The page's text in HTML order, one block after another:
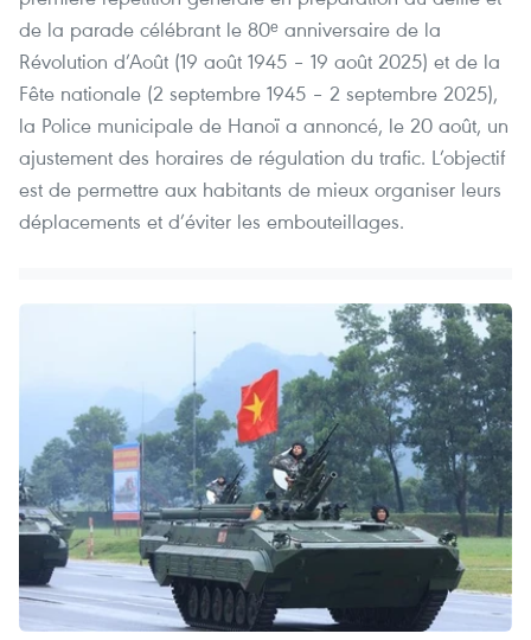
de la parade célébrant le 80ᵉ anniversaire de la
Révolution d’Août (19 août 1945 – 19 août 2025) et de la
Fête nationale (2 septembre 1945 – 2 septembre 2025),
la Police municipale de Hanoï a annoncé, le 20 août, un
ajustement des horaires de régulation du trafic. L’objectif
est de permettre aux habitants de mieux organiser leurs
déplacements et d’éviter les embouteillages.